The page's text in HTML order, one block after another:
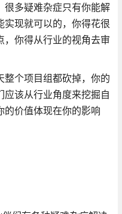
很多疑难杂症只有你能解
实现就可以的，你得花很
，你得从行业的视角去审
整个项目组都砍掉，你的
该从行业角度来挖掘自
的价值体现在你的影响